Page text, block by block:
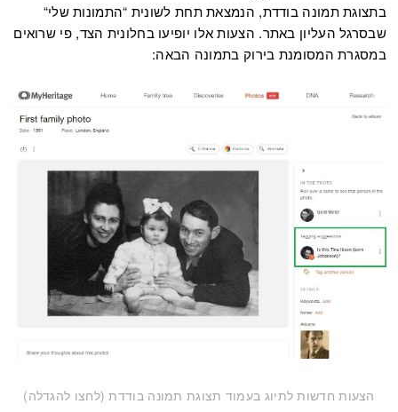
בתצוגת תמונה בודדת, הנמצאת תחת לשונית “התמונות שלי“
שבסרגל העליון באתר. הצעות אלו יופיעו בחלונית הצד, פי שרואים
במסגרת המסומנת בירוק בתמונה הבאה:
הצעות חדשות לתיוג בעמוד תצוגת תמונה בודדת (לחצו להגדלה)